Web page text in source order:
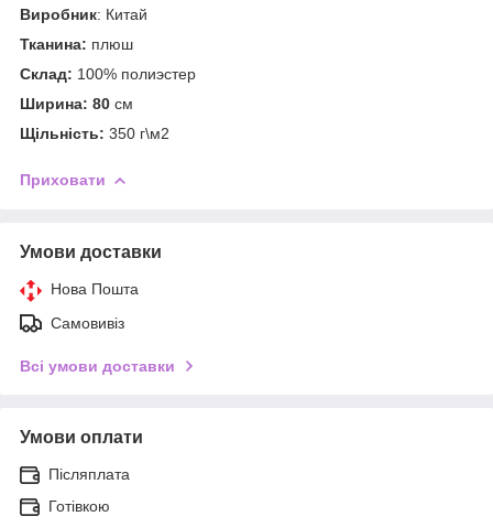
Виробник: Китай
Тканина: плюш
Склад: 100% полиэстер
Ширина: 80 см
Щільність: 350 г\м2
Приховати
Умови доставки
Нова Пошта
Самовивіз
Всі умови доставки
Умови оплати
Післяплата
Готівкою